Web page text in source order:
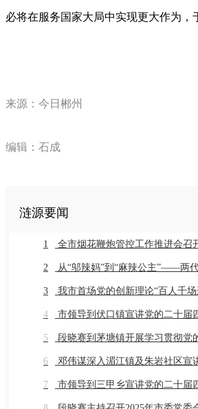
必将在服务国家大局中实现更大作为，
来源：今日郴州
编辑：石成
涟源要闻
1 全市烟花鞭炮管控工作推进会召开：从严从细抓好全链条管控推动
2 从“邬辣妈”到“麻辣公主”——两代女性的乡土奔赴
3 我市首场党的创新理论“百人千场进万站”示范宣讲
4 市领导到伏口镇宣讲党的二十届四中
5 段晓赛到茅塘镇开展学习贯彻党的二十届四中全会精神市委宣讲团
6 邓伟谋深入湄江镇及朱岩社区宣讲党的二十届四中
7 市领导到三甲乡宣讲党的二十届四中